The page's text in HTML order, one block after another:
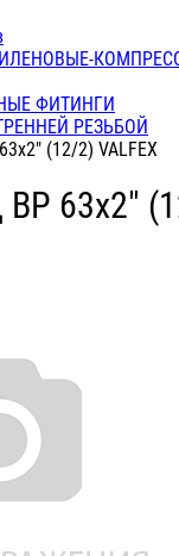
ФИТИНГИ
РЕЗЬБОЙ
(12/2) VALFEX
63х2"